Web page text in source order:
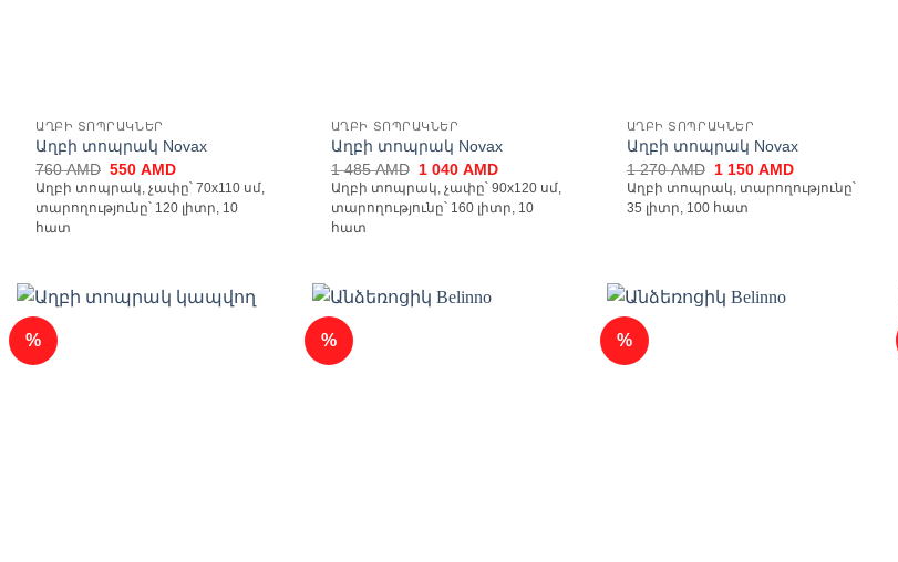
ԱՂԲԻ ՏՈՊՐԱԿՆԵՐ
Աղբի տոպրակ Novax
760AMD Original
price
was:
760 AMD.
550AMDCurrent
price
is:
550 AMD.
Աղբի տոպրակ, չափը՝ 70x110 սմ,
տարողությունը՝ 120 լիտր, 10
հատ
ԱՂԲԻ ՏՈՊՐԱԿՆԵՐ
Աղբի տոպրակ Novax
1 485AMD Original
price
was:
1
1 040AMDCurrent
price
is:
1
Աղբի տոպրակ, չափը՝ 90x120 սմ,
տարողությունը՝ 160 լիտր, 10
հատ
ԱՂԲԻ ՏՈՊՐԱԿՆԵՐ
Աղբի տոպրակ Novax
1 270AMD Original
price
was:
1
1 150 AMDCurrent
price
is:
Աղբի տոպրակ, տարողությունը՝
35 լիտր, 100 հատ
% % %